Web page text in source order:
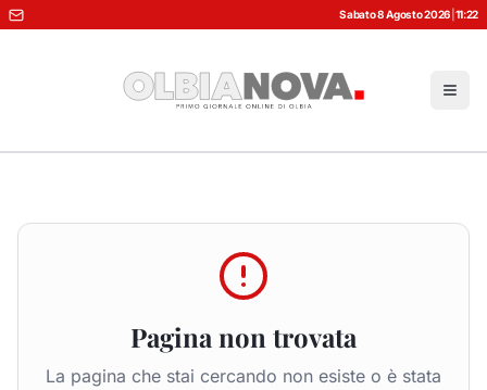
Sabato 8 Agosto 2026 11:22
Pagina non trovata
La pagina che stai cercando non esiste o è stata